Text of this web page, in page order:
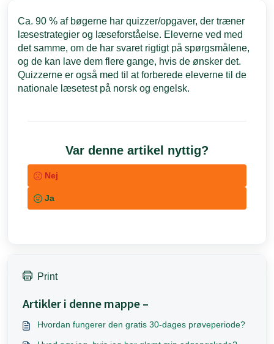
Ca. 90 % af bøgerne har quizzer/opgaver, der træner
læsestrategier og læseforståelse. Eleverne ved med
det samme, om de har svaret rigtigt på spørgsmålene,
og de kan lave dem flere gange, hvis de ønsker det.
Quizzerne er også med til at forberede eleverne til de
nationale læsetest på norsk og engelsk.
Var denne artikel nyttig?
Nej
Ja
Print
Artikler i denne mappe –
Hvordan fungerer den gratis 30-dages prøveperiode?